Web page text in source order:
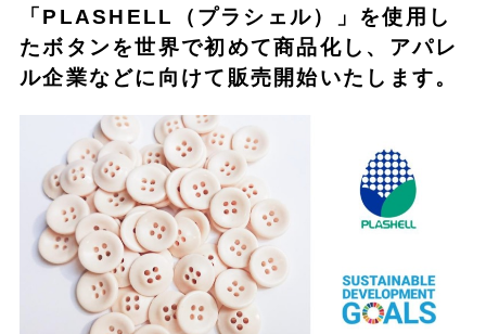
「PLASHELL（プラシェル）」を使用し
たボタンを世界で初めて商品化し、アパレ
ル企業などに向けて販売開始いたします。